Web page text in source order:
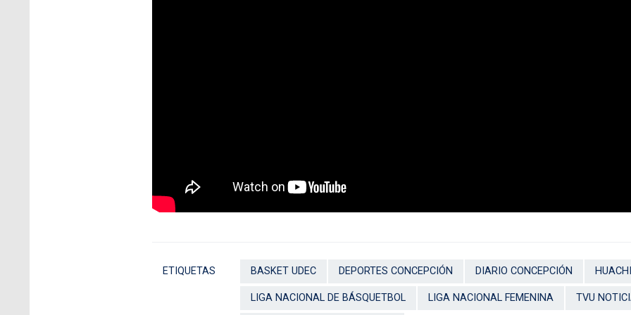
ETIQUETAS BASKET UDEC DEPORTES CONCEPCIÓN DIARIO CONCEPCIÓN
LIGA NACIONAL DE BÁSQUETBOL LIGA NACIONAL FEMENINA TVU